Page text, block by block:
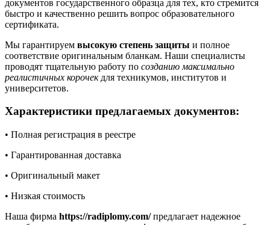
документов государственного образца для тех, кто стремится
быстро и качественно решить вопрос образовательного
сертификата.
Мы гарантируем высокую степень защиты и полное
соответствие оригинальным бланкам. Наши специалисты
проводят тщательную работу по созданию максимально
реалистичных корочекдля техникумов, институтов и
университетов.
Характеристики предлагаемых документов:
• Полная регистрация в реестре
• Гарантированная доставка
• Оригинальный макет
• Низкая стоимость
Наша фирма https://radiplomy.com/предлагает надежное